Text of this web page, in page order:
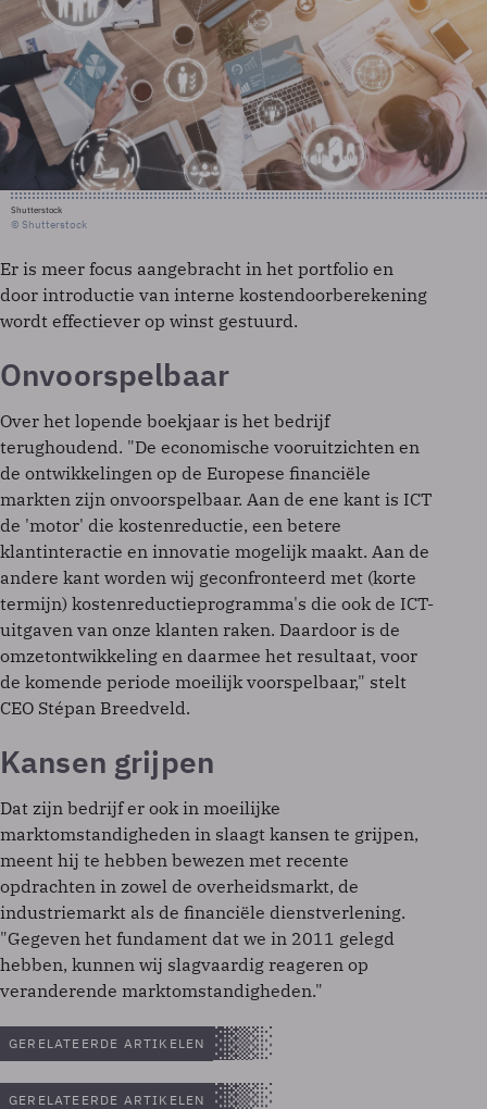
Shutterstock
© Shutterstock
Er is meer focus aangebracht in het portfolio en
door introductie van interne kostendoorberekening
wordt effectiever op winst gestuurd.
Onvoorspelbaar
Over het lopende boekjaar is het bedrijf
terughoudend. "De economische vooruitzichten en
de ontwikkelingen op de Europese financiële
markten zijn onvoorspelbaar. Aan de ene kant is ICT
de 'motor' die kostenreductie, een betere
klantinteractie en innovatie mogelijk maakt. Aan de
andere kant worden wij geconfronteerd met (korte
termijn) kostenreductieprogramma's die ook de ICT-
uitgaven van onze klanten raken. Daardoor is de
omzetontwikkeling en daarmee het resultaat, voor
de komende periode moeilijk voorspelbaar," stelt
CEO Stépan Breedveld.
Kansen grijpen
Dat zijn bedrijf er ook in moeilijke
marktomstandigheden in slaagt kansen te grijpen,
meent hij te hebben bewezen met recente
opdrachten in zowel de overheidsmarkt, de
industriemarkt als de financiële dienstverlening.
"Gegeven het fundament dat we in 2011 gelegd
hebben, kunnen wij slagvaardig reageren op
veranderende marktomstandigheden."
GERELATEERDE ARTIKELEN
GERELATEERDE ARTIKELEN